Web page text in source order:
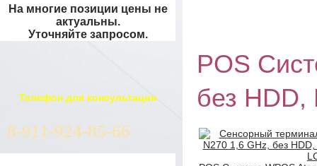
На многие позиции цены не
актуальны.
Уточняйте запросом.
Телефон для консультации
8-911-924-85-66
POS
без HDD,